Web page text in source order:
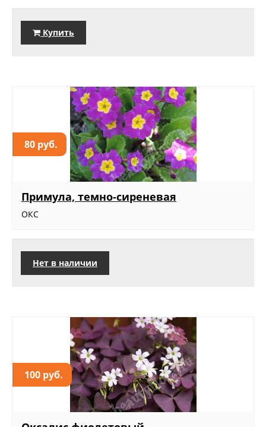
Купить
80 руб.
Примула, темно-сиреневая
ОКС
Нет в наличии
100 руб.